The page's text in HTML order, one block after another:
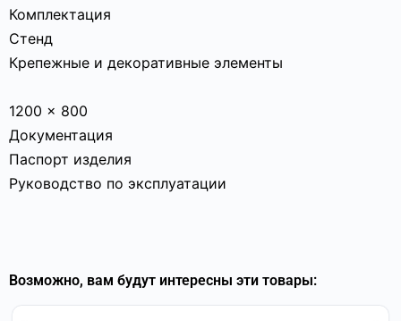
Комплектация
Стенд
Крепежные и декоративные элементы
1200 x 800
Документация
Паспорт изделия
Руководство по эксплуатации
Возможно, вам будут интересны эти товары: